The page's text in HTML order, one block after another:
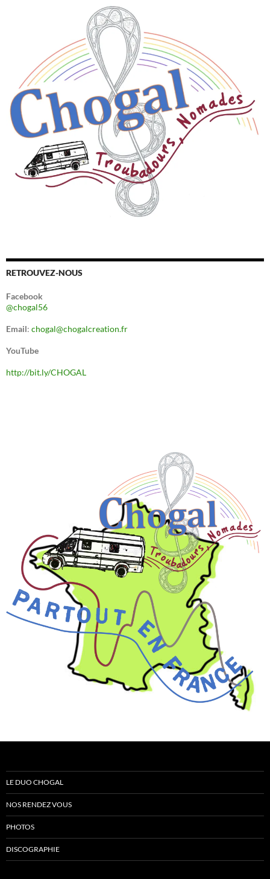
RETROUVEZ-NOUS
Facebook
@chogal56
Email: chogal@chogalcreation.fr
YouTube
http://bit.ly/CHOGAL
LE DUO CHOGAL
NOS RENDEZ VOUS
PHOTOS
DISCOGRAPHIE